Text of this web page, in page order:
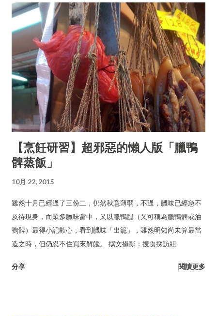
【烹飪研習】超邪惡的懶人版「臘鴨
髀蒸飯」
10月 22, 2015
雖然十月已經過了三份二，仍然秋意薄弱，不過，臘味已經急不
及待現身，而眾多臘味當中，又以臘鴨腿（又可稱為臘鴨髀或油
鴨髀）最得小記歡心，看到臘味「出籠」，雖然明知尚未算最當
造之時，但仍忍不住買來解饞。 撰文攝影：搜食採訪組
分享 閱讀更多